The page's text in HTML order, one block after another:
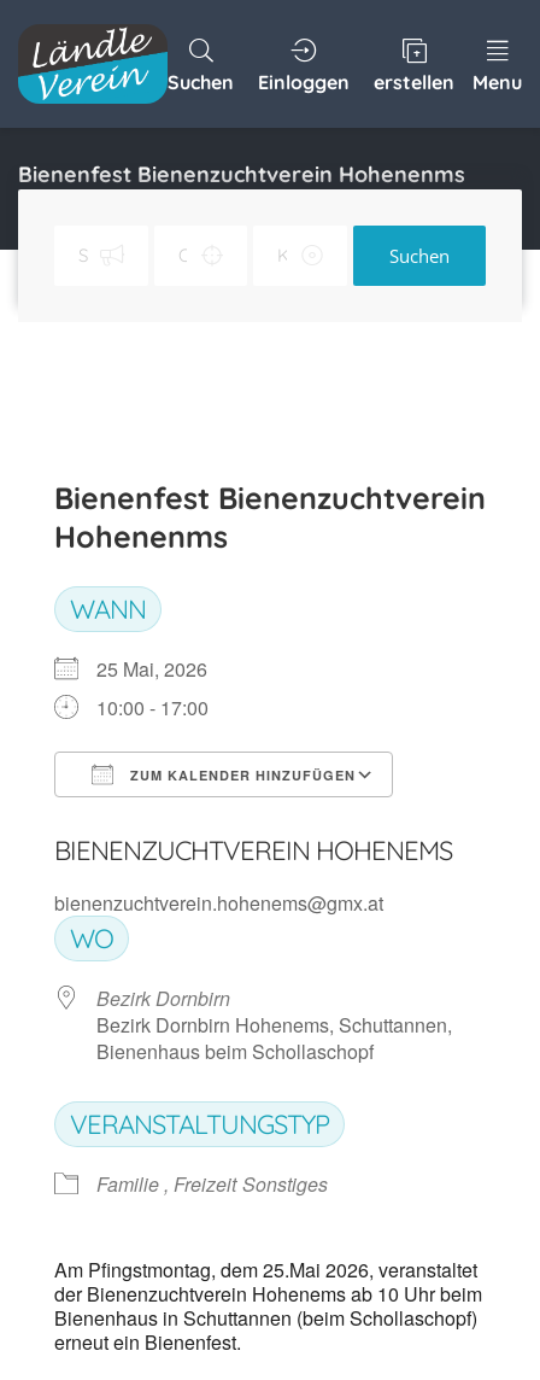
Suchen Einloggen erstellen Menu
Bienenfest Bienenzuchtverein Hohenenms
Suchen
Bienenfest Bienenzuchtverein
Hohenenms
WANN
25 Mai, 2026
10:00 - 17:00
ZUM KALENDER HINZUFÜGEN
BIENENZUCHTVEREIN HOHENEMS
bienenzuchtverein.hohenems@gmx.at
WO
Bezirk Dornbirn
Bezirk Dornbirn Hohenems, Schuttannen,
Bienenhaus beim Schollaschopf
VERANSTALTUNGSTYP
Familie , Freizeit Sonstiges
Am Pfingstmontag, dem 25.Mai 2026, veranstaltet
der Bienenzuchtverein Hohenems ab 10 Uhr beim
Bienenhaus in Schuttannen (beim Schollaschopf)
erneut ein Bienenfest.